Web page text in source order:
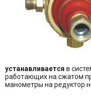
устанавливается в
работающих на сжатом
манометры на редуктор